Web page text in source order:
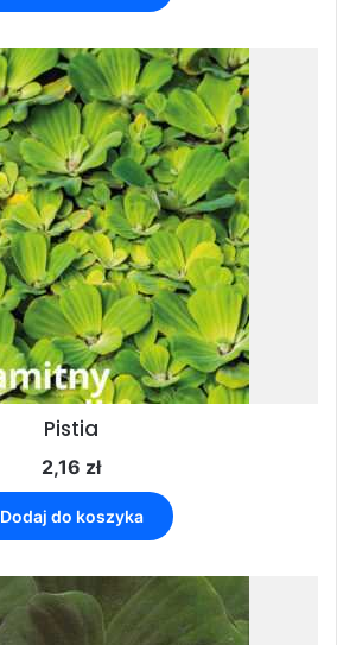
Pistia
2,16 zł
Dodaj do koszyka